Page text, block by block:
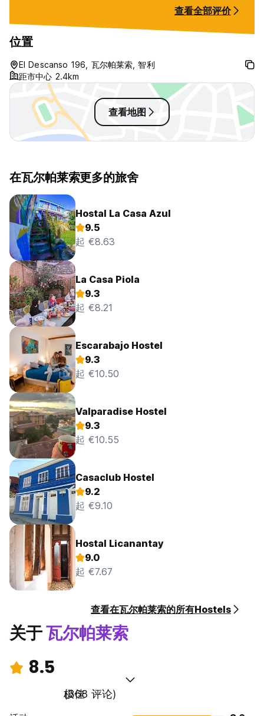
查看全部评价
位置
El Descanso 196, 瓦尔帕莱索, 智利
距市中心 2.4km
查看地图
在瓦尔帕莱索更多的旅舍
Hostal La Casa Azul
9.5
起 €8.63
La Casa Piola
9.3
起 €8.21
Escarabajo Hostel
9.3
起 €10.50
Valparadise Hostel
9.3
起 €10.55
Casaclub Hostel
9.2
起 €9.10
Hostal Licanantay
9.0
起 €7.67
查看在瓦尔帕莱索的所有Hostels
关于瓦尔帕莱索
8.5
极佳
(368 评论)